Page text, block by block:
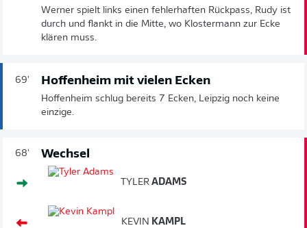
Werner spielt links einen fehlerhaften Rückpass, Rudy ist
durch und flankt in die Mitte, wo Klostermann zur Ecke
klären muss.
69' Hoffenheim mit vielen Ecken
Hoffenheim schlug bereits 7 Ecken, Leipzig noch keine
einzige.
68' Wechsel
TYLER ADAMS
KEVIN KAMPL